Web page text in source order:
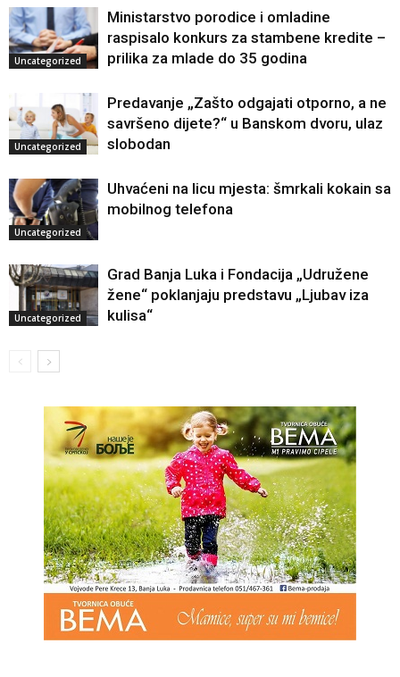
Uncategorized
Ministarstvo porodice i omladine
raspisalo konkurs za stambene kredite –
prilika za mlade do 35 godina
Uncategorized
Predavanje „Zašto odgajati otporno, a ne
savršeno dijete?“ u Banskom dvoru, ulaz
slobodan
Uncategorized
Uhvaćeni na licu mjesta: šmrkali kokain sa
mobilnog telefona
Uncategorized
Grad Banja Luka i Fondacija „Udružene
žene“ poklanjaju predstavu „Ljubav iza
kulisa“